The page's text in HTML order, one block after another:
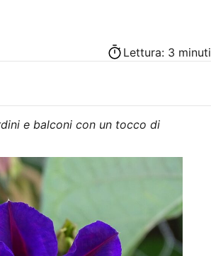
Lettura: 3 minuti
e balconi con un tocco di